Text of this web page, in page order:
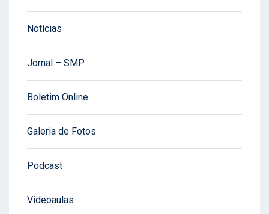
Notícias
Jornal – SMP
Boletim Online
Galeria de Fotos
Podcast
Videoaulas